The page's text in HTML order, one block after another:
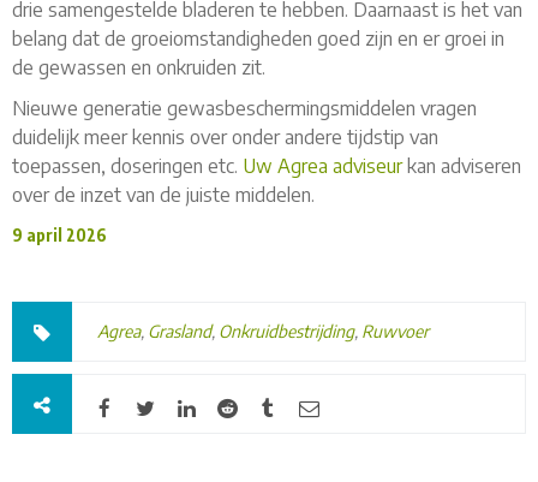
drie samengestelde bladeren te hebben. Daarnaast is het van
belang dat de groeiomstandigheden goed zijn en er groei in
de gewassen en onkruiden zit.
Nieuwe generatie gewasbeschermingsmiddelen vragen
duidelijk meer kennis over onder andere tijdstip van
toepassen, doseringen etc. Uw Agrea adviseurkan adviseren
over de inzet van de juiste middelen.
9 april 2026
Agrea, Grasland, Onkruidbestrijding, Ruwvoer